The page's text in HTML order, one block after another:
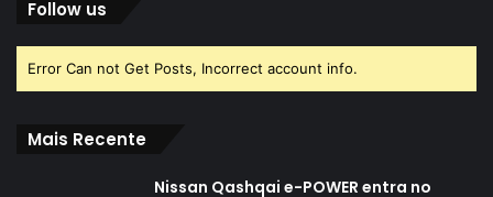
Follow us
Error Can not Get Posts, Incorrect account info.
Mais Recente
Nissan Qashqai e-POWER entra no